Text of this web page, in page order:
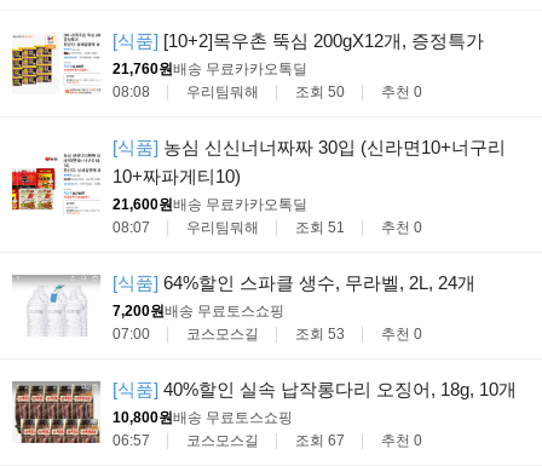
[식품] [10+2]목우촌 뚝심 200gX12개, 증정특가
21,760원배송 무료카카오톡딜
08:08
우리팀뭐해 조회 50 추천 0
[식품] 농심 신신너너짜짜 30입 (신라면10+너구리
10+짜파게티10)
21,600원배송 무료카카오톡딜
08:07
우리팀뭐해 조회 51 추천 0
[식품] 64%할인 스파클 생수, 무라벨, 2L, 24개
7,200원배송 무료토스쇼핑
07:00
코스모스길 조회 53 추천 0
[식품] 40%할인 실속 납작롱다리 오징어, 18g, 10개
10,800원배송 무료토스쇼핑
06:57
코스모스길 조회 67 추천 0